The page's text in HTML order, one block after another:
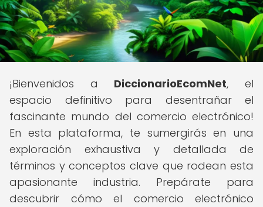
¡Bienvenidos a DiccionarioEcomNet, el
espacio definitivo para desentrañar el
fascinante mundo del comercio electrónico!
En esta plataforma, te sumergirás en una
exploración exhaustiva y detallada de
términos y conceptos clave que rodean esta
apasionante industria. Prepárate para
descubrir cómo el comercio electrónico